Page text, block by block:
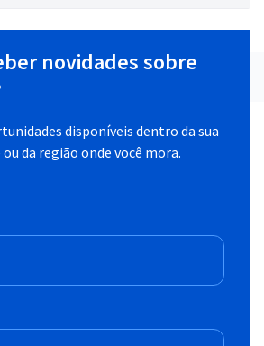
novidades sobre
disponíveis dentro da sua
da região onde você mora.